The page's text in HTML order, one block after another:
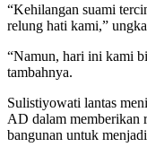
“Kehilangan suami
relung hati kami,”
“Namun, hari ini kami
tambahnya.
Sulistiyowati lantas
AD dalam memberikan
bangunan untuk